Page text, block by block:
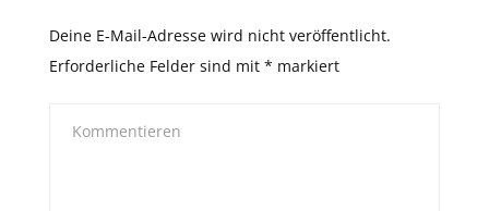
Deine E-Mail-Adresse wird nicht veröffentlicht.
Erforderliche Felder sind mit * markiert